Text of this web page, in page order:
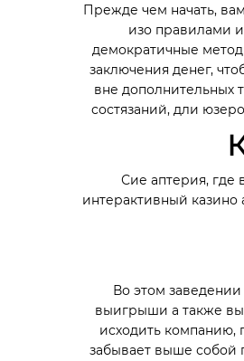
Прежде чем начать,
изо правилами
демократичные
заключения денег,
вне дополнительных
состязаний, дли
Сие аптерия, где
интерактивный казино
Во этом
выигрыши а также
исходить компанию,
забывает выше собой